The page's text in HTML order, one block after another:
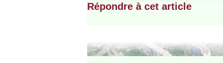
Répondre à cet article